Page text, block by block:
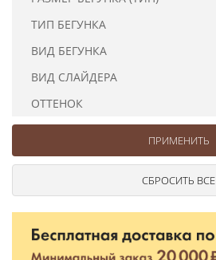
ТИП БЕГУНКА
ВИД БЕГУНКА
ВИД СЛАЙДЕРА
ОТТЕНОК
Шторные
Цепочки шарики с замком
Шнуры
Элементы декора
Сумочная фурнитура